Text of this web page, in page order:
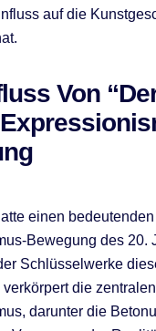
auf die
Von
einen
Bewegung des 20.
Schlüsselwerke
verkörpert die
darunter die